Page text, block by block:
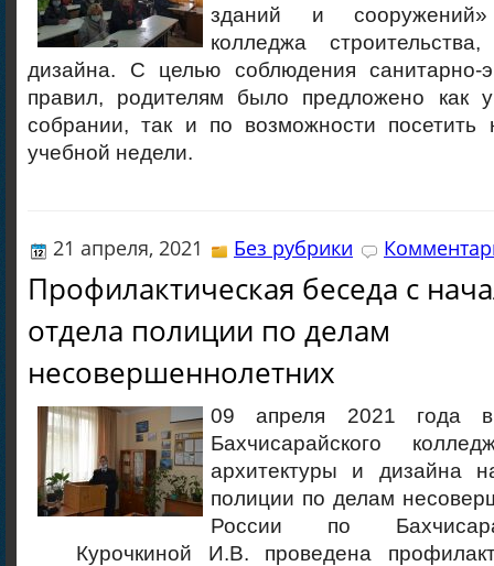
зданий и сооружений»
колледжа
дизайна. С целью соблюдения санитарно-
правил, родителям было предложено как
собрании, так и по возможности посетить
учебной недели.
21 апреля, 2021 Без рубрики
Профилактическая беседа с
отдела полиции по делам
несовершеннолетних
09 апреля 2021 года
Бахчисарайского
архитектуры и дизайна
полиции по делам
России по
Курочкиной И.В. проведена